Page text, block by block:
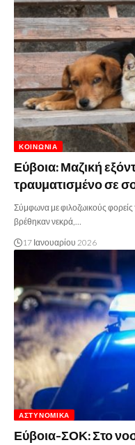
ΚΟΙΝΩΝΊΑ
Εύβοια: Μαζική
τραυματισμένο σε
Σύμφωνα με φιλοζωικούς
βρέθηκαν νεκρά,…
17 Ιανουαρίου 2026
ΑΣΤΥΝΟΜΙΚΆ
Εύβοια-ΣΟΚ: Στο